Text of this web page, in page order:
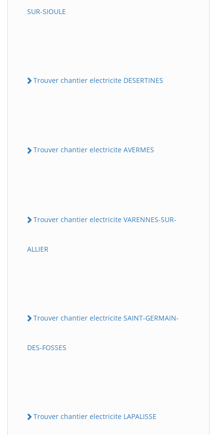
SUR-SIOULE
Trouver chantier electricite DESERTINES
Trouver chantier electricite AVERMES
Trouver chantier electricite VARENNES-SUR-
ALLIER
Trouver chantier electricite SAINT-GERMAIN-
DES-FOSSES
Trouver chantier electricite LAPALISSE